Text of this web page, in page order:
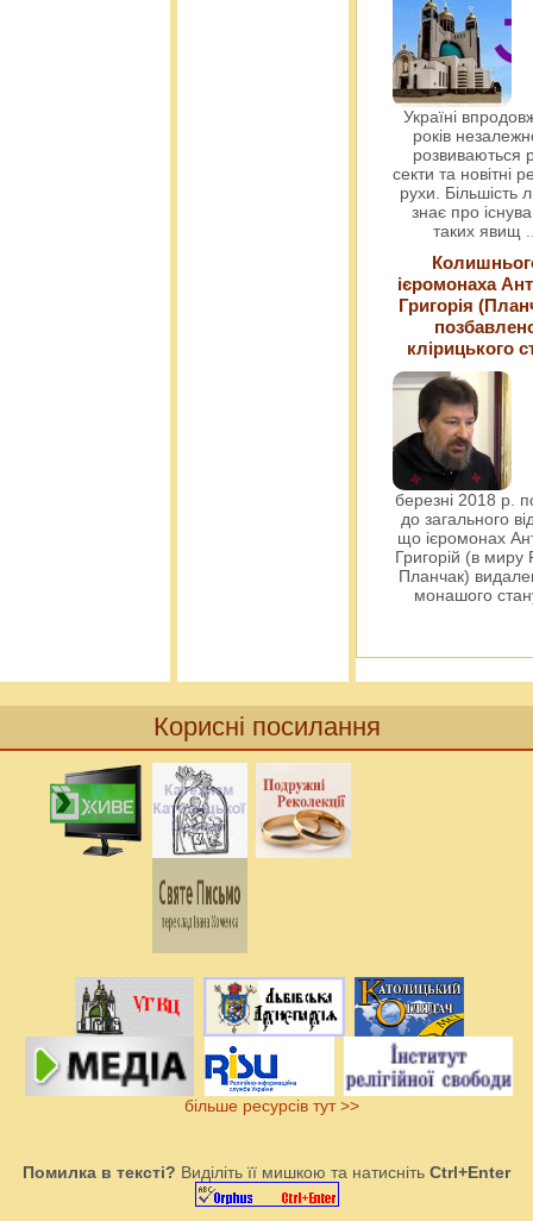
Україні
років
розвиваються
секти та новітні
рухи. Більшість
знає про
таких явищ
ієромонаха
Григорія
клірицького
березні 2018 р.
до загального
що ієромонах
Григорій (в миру
Планчак)
монашого
Корисні посилання
більше ресурсів тут >>
Помилка в тексті? Виділіть її мишкою та натисніть Ctrl+Enter